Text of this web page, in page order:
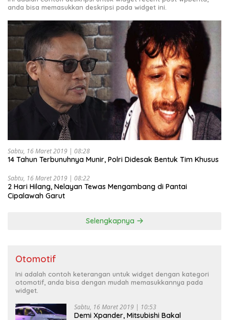
anda bisa memasukkan deskripsi pada widget ini.
Sabtu, 16 Maret 2019 | 08:28
14 Tahun Terbunuhnya Munir, Polri Didesak Bentuk Tim Khusus
Sabtu, 16 Maret 2019 | 08:22
2 Hari Hilang, Nelayan Tewas Mengambang di Pantai
Cipalawah Garut
Selengkapnya
Otomotif
Ini adalah contoh keterangan untuk widget dengan kategori
otomotif, anda bisa dengan mudah memasukkannya pada
widget.
Sabtu, 16 Maret 2019 | 10:53
Demi Xpander, Mitsubishi Bakal